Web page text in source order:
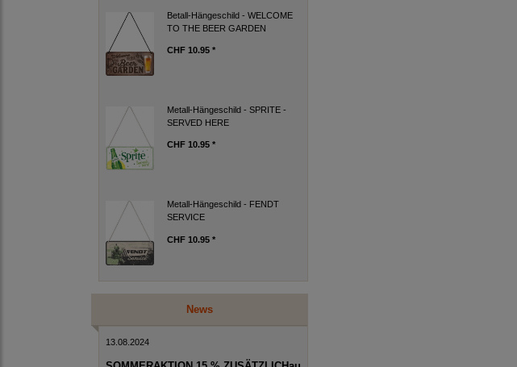
Betall-Hängeschild - WELCOME
TO THE BEER GARDEN
CHF 10.95 *
Metall-Hängeschild - SPRITE -
SERVED HERE
CHF 10.95 *
Metall-Hängeschild - FENDT
SERVICE
CHF 10.95 *
News
13.08.2024